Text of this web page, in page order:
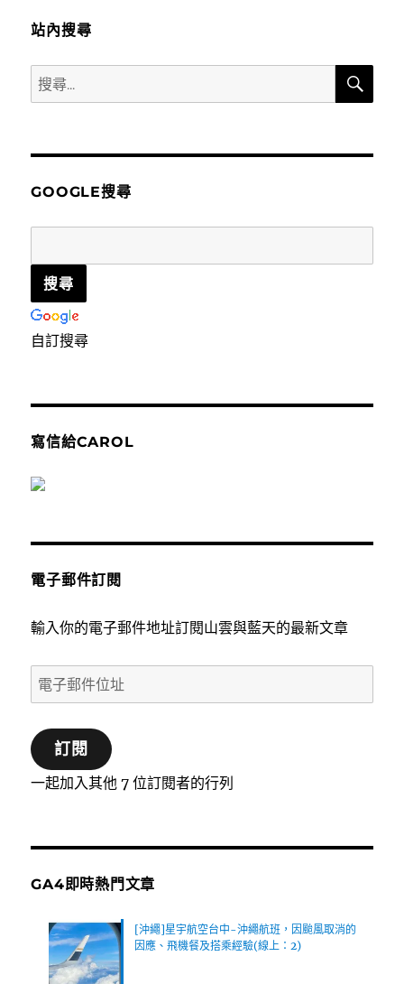
站內搜尋
搜
尋
鍵
搜
GOOGLE搜尋
自訂搜尋
寫信給CAROL
電子郵件訂閱
輸入你的電子郵件地址訂閱山雲與藍天的最新文章
電
子
郵
件
位
訂閱
一起加入其他 7 位訂閱者的行列
GA4即時熱門文章
[沖繩]星宇航空台中-沖繩航班，因颱風取消的
因應、飛機餐及搭乘經驗(線上：2)